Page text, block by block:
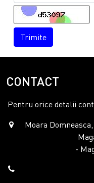
Trimite
CONTACT
Pentru orice detalii
Moara
-